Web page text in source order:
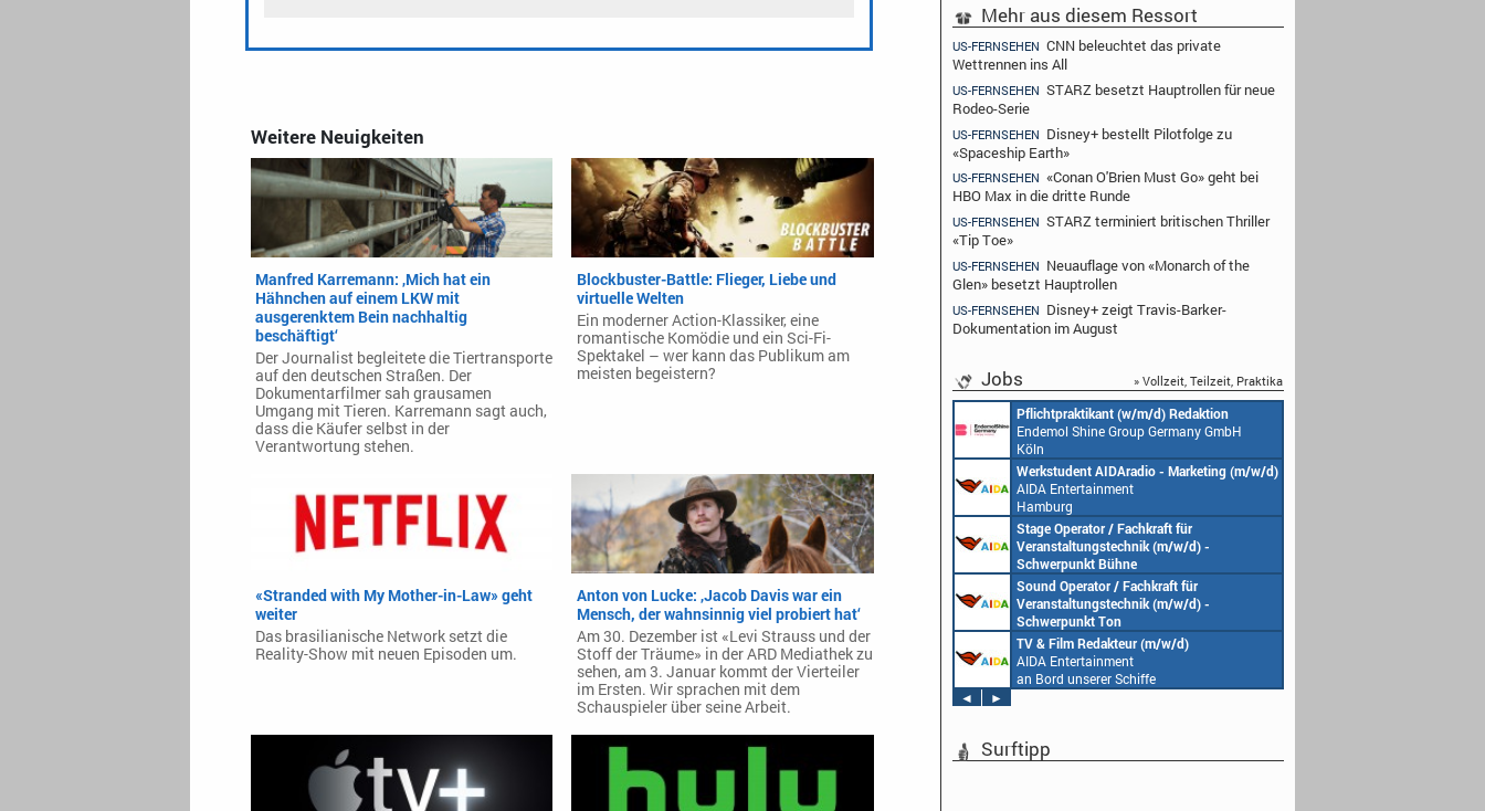
Weitere Neuigkeiten
Manfred Karremann: ‚Mich hat ein
Hähnchen auf einem LKW mit
ausgerenktem Bein nachhaltig
beschäftigt‘
Der Journalist begleitete die Tiertransporte
auf den deutschen Straßen. Der
Dokumentarfilmer sah grausamen
Umgang mit Tieren. Karremann sagt auch,
dass die Käufer selbst in der
Verantwortung stehen.
Blockbuster-Battle: Flieger, Liebe und
virtuelle Welten
Ein moderner Action-Klassiker, eine
romantische Komödie und ein Sci-Fi-
Spektakel – wer kann das Publikum am
meisten begeistern?
«Stranded with My Mother-in-Law» geht
weiter
Das brasilianische Network setzt die
Reality-Show mit neuen Episoden um.
Anton von Lucke: ‚Jacob Davis war ein
Mensch, der wahnsinnig viel probiert hat‘
Am 30. Dezember ist «Levi Strauss und der
Stoff der Träume» in der ARD Mediathek zu
sehen, am 3. Januar kommt der Vierteiler
im Ersten. Wir sprachen mit dem
Schauspieler über seine Arbeit.
Mehr aus diesem Ressort
US-FERNSEHEN CNN beleuchtet das private
Wettrennen ins All
US-FERNSEHEN STARZ besetzt Hauptrollen für neue
Rodeo-Serie
US-FERNSEHEN Disney+ bestellt Pilotfolge zu
«Spaceship Earth»
US-FERNSEHEN «Conan O'Brien Must Go» geht bei
HBO Max in die dritte Runde
US-FERNSEHEN STARZ terminiert britischen Thriller
«Tip Toe»
US-FERNSEHEN Neuauflage von «Monarch of the
Glen» besetzt Hauptrollen
US-FERNSEHEN Disney+ zeigt Travis-Barker-
Dokumentation im August
Jobs » Vollzeit, Teilzeit, Praktika
Pflichtpraktikant (w/m/d) Redaktion
Endemol Shine Group Germany GmbH
Köln
Werkstudent AIDAradio - Marketing (m/w/d)
AIDA Entertainment
Hamburg
Stage Operator / Fachkraft für
Veranstaltungstechnik (m/w/d) -
Schwerpunkt Bühne
AIDA Entertainment
an Bord unserer Schiffe
Sound Operator / Fachkraft für
Veranstaltungstechnik (m/w/d) -
Schwerpunkt Ton
AIDA Entertainment
an Bord unserer Schiffe
TV & Film Redakteur (m/w/d)
AIDA Entertainment
an Bord unserer Schiffe
◄
►
Surftipp